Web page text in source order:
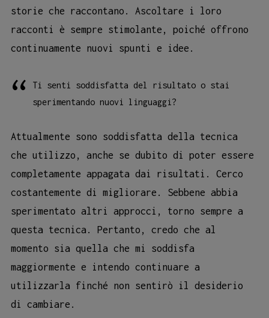
storie che raccontano. Ascoltare i loro
racconti è sempre stimolante, poiché offrono
continuamente nuovi spunti e idee.
Ti senti soddisfatta del risultato o stai
sperimentando nuovi linguaggi?
Attualmente sono soddisfatta della tecnica
che utilizzo, anche se dubito di poter essere
completamente appagata dai risultati. Cerco
costantemente di migliorare. Sebbene abbia
sperimentato altri approcci, torno sempre a
questa tecnica. Pertanto, credo che al
momento sia quella che mi soddisfa
maggiormente e intendo continuare a
utilizzarla finché non sentirò il desiderio
di cambiare.